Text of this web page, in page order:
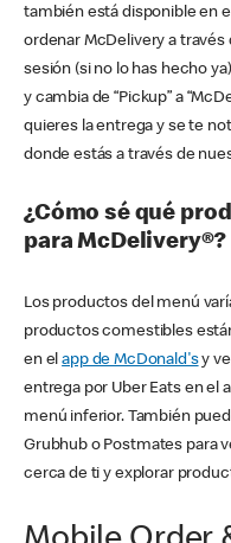
también está disponible en
ordenar McDelivery a través
sesión (si no lo has hecho
y cambia de “Pickup” a
quieres la entrega y se te
donde estás a través de
¿Cómo sé qué
para McDelivery®?
Los productos del menú
productos comestibles
en elapp de McDonald'sy
entrega por Uber Eats en el
menú inferior. También
Grubhub o Postmates para
cerca de ti y explorar